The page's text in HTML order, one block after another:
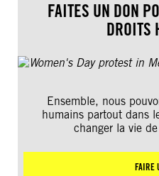
FAITES UN DON
DROITS
Ensemble, nous
humains partout dans
changer la vie
FAIRE